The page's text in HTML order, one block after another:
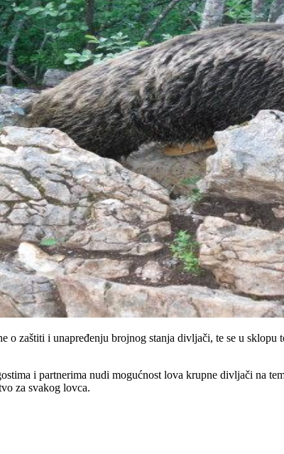
zaštiti i unapređenju brojnog stanja divljači, te se u
i partnerima nudi mogućnost lova krupne divljači na
za svakog lovca.